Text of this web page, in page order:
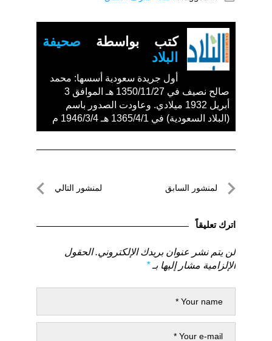
كتب بواسطة صحيفة
البلاد
أول جريدة سعودية أسسها: محمد
صالح نصيف في 1350/11/27 هـ الموافق 3
أبريل 1932 ميلادي. وعاودت الصدور باسم
(البلاد السعودية) في 1365/4/1 هـ 1946/3/4 م
تصفّحلمنشور السابق
السابق
لمنشور التالي
اترك تعليقاً
لن يتم نشر عنوان بريدك الإلكتروني. الحقول
الإلزامية مشار إليها بـ*